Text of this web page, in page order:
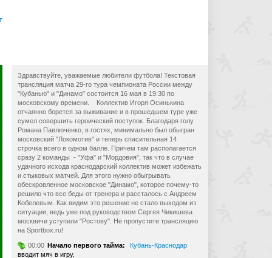
Здравствуйте, уважаемые любители футбола! Текстовая
трансляция матча 29-го тура чемпионата России между
"Кубанью" и "Динамо" состоится 16 мая в 19:30 по
московскому времени. Коллектив Игоря Осинькина
отчаянно борется за выживание и в прошедшем туре уже
сумел совершить героический поступок. Благодаря голу
Романа Павлюченко, в гостях, минимально был обыгран
московский "Локомотив" и теперь спасительная 14
строчка всего в одном балле. Причем там располагается
сразу 2 команды - "Уфа" и "Мордовия", так что в случае
удачного исхода краснодарский коллектив может избежать
и стыковых матчей. Для этого нужно обыгрывать
обескровленное московское "Динамо", которое почему-то
решило что все беды от тренера и рассталось с Андреем
Кобелевым. Как видим это решение не стало выходом из
ситуации, ведь уже под руководством Сергея Чикишева
москвичи уступили "Ростову". Не пропустите трансляцию
на Sportbox.ru!
00:00 Начало первого тайма:
Кубань-Краснодар
вводит мяч в игру.